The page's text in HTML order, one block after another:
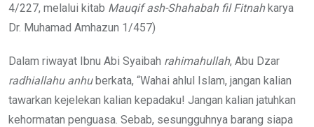
4/227, melalui kitab Mauqif ash-Shahabah fil Fitnahkarya
Dr. Muhamad Amhazun 1/457)
Dalam riwayat Ibnu Abi Syaibah rahimahullah, Abu Dzar
radhiallahu anhuberkata, “Wahai ahlul Islam, jangan kalian
tawarkan kejelekan kalian kepadaku! Jangan kalian jatuhkan
kehormatan penguasa. Sebab, sesungguhnya barang siapa